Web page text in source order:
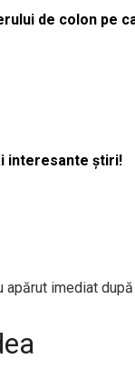
de colon pe
interesante știri!
imediat